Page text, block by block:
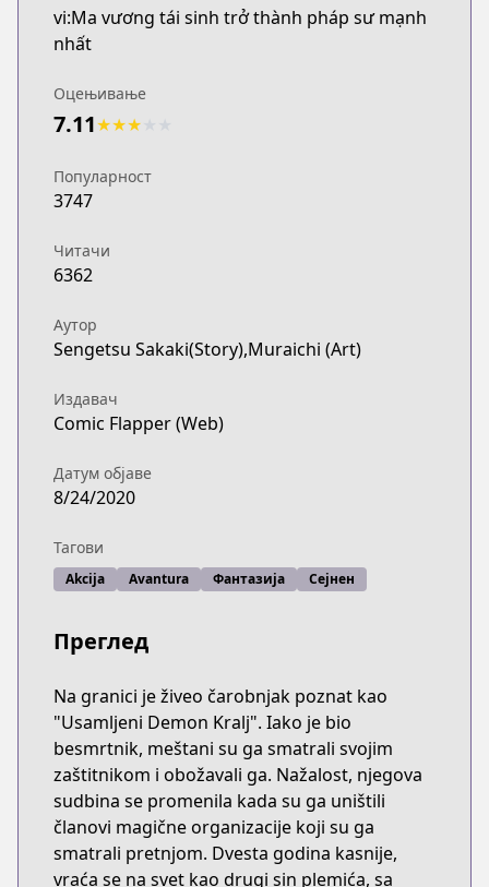
vi:Ma vương tái sinh trở thành pháp sư mạnh
nhất
Оцењивање
7.11★★★
Популарност
3747
Читачи
6362
Аутор
Sengetsu Sakaki(Story),Muraichi (Art)
Издавач
Comic Flapper (Web)
Датум објаве
8/24/2020
Тагови
Akcija Avantura Фантазија Сејнен
Преглед
Na granici je živeo čarobnjak poznat kao
"Usamljeni Demon Kralj". Iako je bio
besmrtnik, meštani su ga smatrali svojim
zaštitnikom i obožavali ga. Nažalost, njegova
sudbina se promenila kada su ga uništili
članovi magične organizacije koji su ga
smatrali pretnjom. Dvesta godina kasnije,
vraća se na svet kao drugi sin plemića, sa